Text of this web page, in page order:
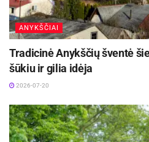
ANYKŠČIAI
Tradicinė Anykščių šventė
šūkiu ir gilia idėja
2026-07-20